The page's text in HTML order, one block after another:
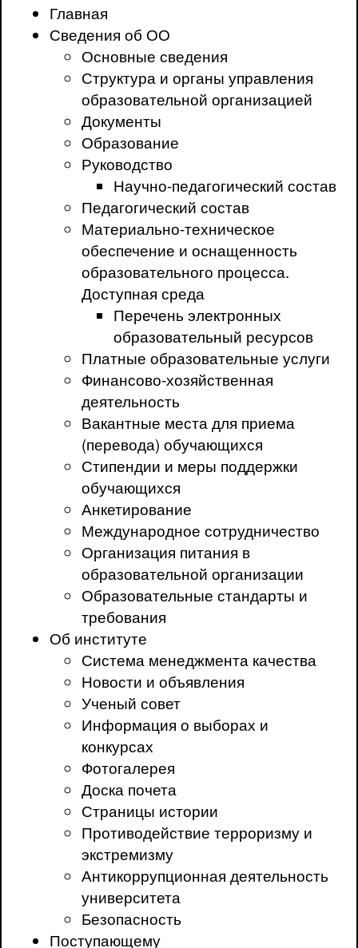
Главная
Сведения об ОО
Основные сведения
Структура и органы управления
образовательной организацией
Документы
Образование
Руководство
Научно-педагогический состав
Педагогический состав
Материально-техническое
обеспечение и оснащенность
образовательного процесса.
Доступная среда
Перечень электронных
образовательный ресурсов
Платные образовательные услуги
Финансово-хозяйственная
деятельность
Вакантные места для приема
(перевода) обучающихся
Стипендии и меры поддержки
обучающихся
Анкетирование
Международное сотрудничество
Организация питания в
образовательной организации
Образовательные стандарты и
требования
Об институте
Система менеджмента качества
Новости и объявления
Ученый совет
Информация о выборах и
конкурсах
Фотогалерея
Доска почета
Страницы истории
Противодействие терроризму и
экстремизму
Антикоррупционная деятельность
университета
Безопасность
Поступающему